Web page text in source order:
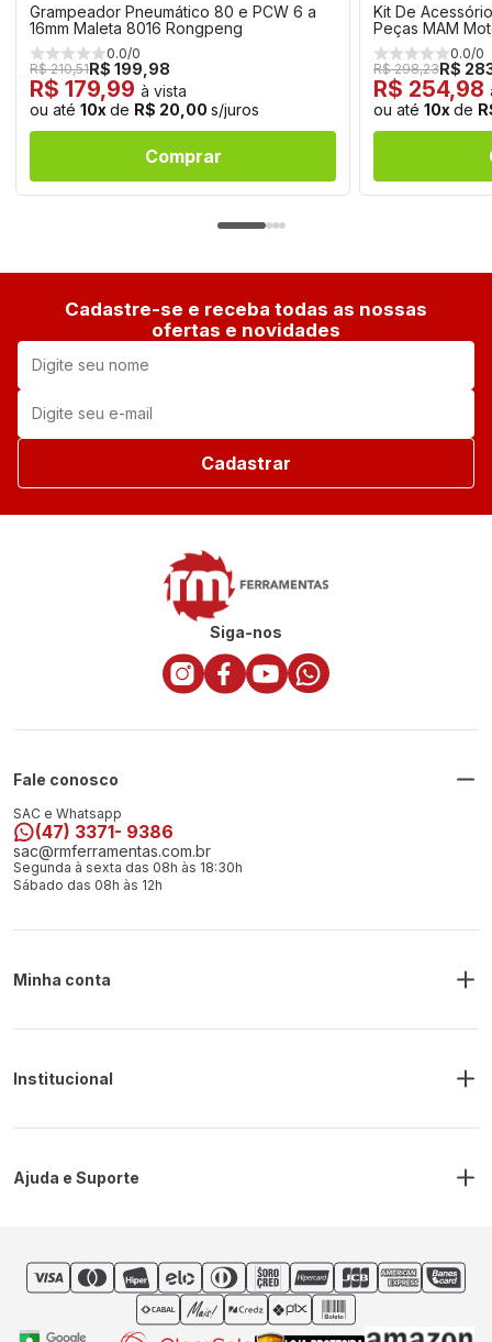
Grampeador Pneumático 80 e PCW 6 a
16mm Maleta 8016 Rongpeng
0.0/0
R$ 210,51R$ 199,98
R$ 179,99 à vista
ou até 10x de R$ 20,00 s/juros
Comprar
Kit De
Peças MAM
0.0/0
R$ 298,23R$
R$ 254,98
ou até 10x de
Cadastre-se e receba todas as nossas
ofertas e novidades
Cadastrar
Siga-nos
Fale conosco
SAC e Whatsapp
(47) 3371- 9386
sac@rmferramentas.com.br
Segunda à sexta das 08h às 18:30h
Sábado das 08h às 12h
Minha conta
Endereço de Entrega
Institucional
Politica de Privacidade
Ajuda e Suporte